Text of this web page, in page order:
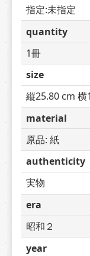
指定:未指定
quantity
1冊
size
縦25.80 cm
material
原品: 紙
authenticity
実物
era
昭和２
year